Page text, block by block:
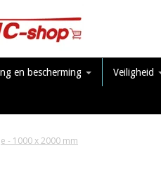
en bescherming Veiligheid
- 1000 x 2000 mm